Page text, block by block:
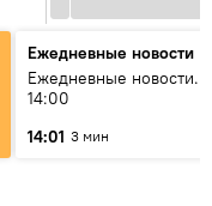
Ежедневные новости
Ежедневные новости.
14:00
14:01 3 мин